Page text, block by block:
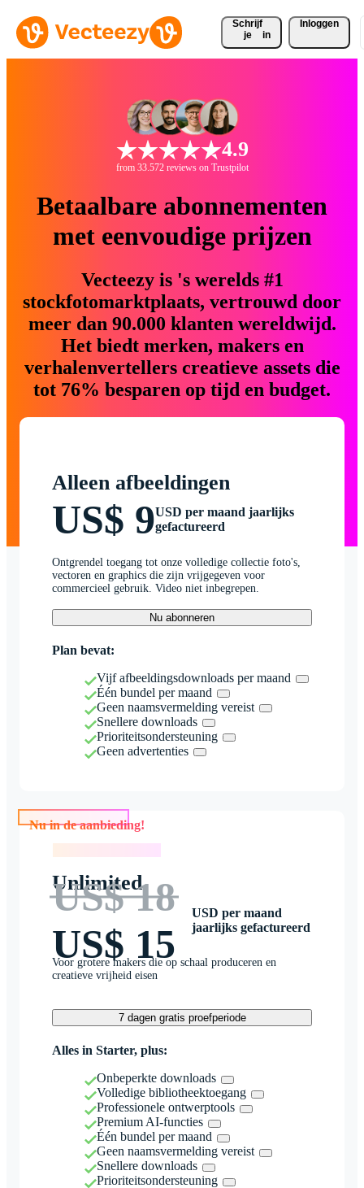
Schrijf
je
in
Inloggen
4.9
from 33.572 reviews on Trustpilot
Betaalbare abonnementen
met eenvoudige prijzen
Vecteezy is 's werelds #1
stockfotomarktplaats, vertrouwd door
meer dan 90.000 klanten wereldwijd.
Het biedt merken, makers en
verhalenvertellers creatieve assets die
tot 76% besparen op tijd en budget.
Alleen afbeeldingen
US$ 9USD per maand jaarlijks
gefactureerd
Ontgrendel toegang tot onze volledige collectie foto's,
vectoren en graphics die zijn vrijgegeven voor
commercieel gebruik. Video niet inbegrepen.
Nu abonneren
Plan bevat:
Vijf afbeeldingsdownloads per maand
Één bundel per maand
Geen naamsvermelding vereist
Snellere downloads
Prioriteitsondersteuning
Geen advertenties
Nu in de aanbieding!
Unlimited
US$ 18
US$ 15
USD per maand
jaarlijks gefactureerd
Voor grotere makers die op schaal produceren en
creatieve vrijheid eisen
7 dagen gratis proefperiode
Alles in Starter, plus:
Onbeperkte downloads
Volledige bibliotheektoegang
Professionele ontwerptools
Premium AI-functies
Één bundel per maand
Geen naamsvermelding vereist
Snellere downloads
Prioriteitsondersteuning